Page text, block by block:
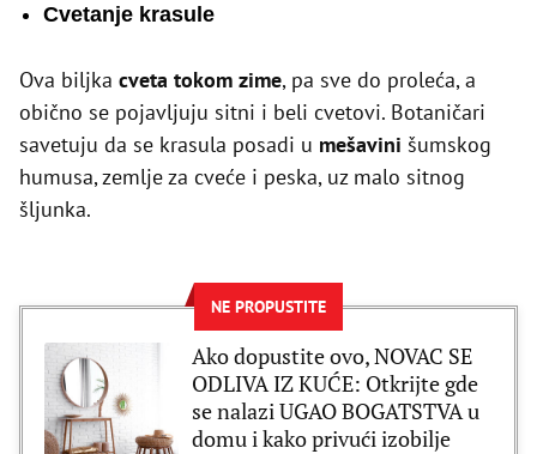
Cvetanje krasule
Ova biljka cveta tokom zime, pa sve do proleća, a
obično se pojavljuju sitni i beli cvetovi. Botaničari
savetuju da se krasula posadi u mešavini šumskog
humusa, zemlje za cveće i peska, uz malo sitnog
šljunka.
NE PROPUSTITE
Ako dopustite ovo, NOVAC SE
ODLIVA IZ KUĆE: Otkrijte gde
se nalazi UGAO BOGATSTVA u
domu i kako privući izobilje